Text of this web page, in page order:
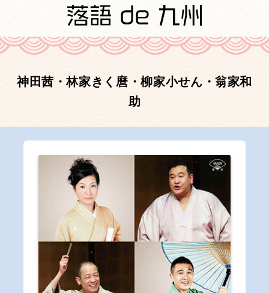
神田茜・林家きく麿・柳家小せん・翁家和
助